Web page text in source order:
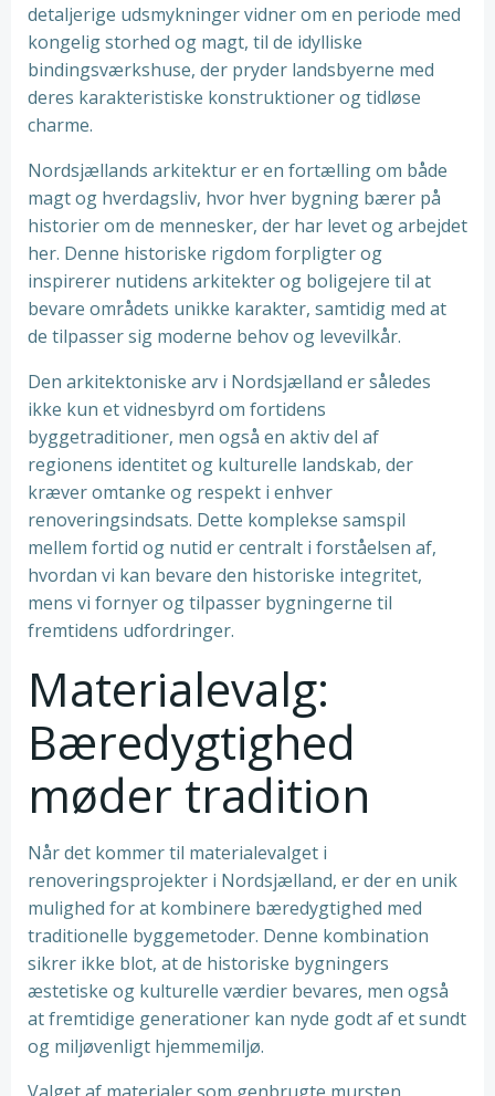
detaljerige udsmykninger vidner om en periode med
kongelig storhed og magt, til de idylliske
bindingsværkshuse, der pryder landsbyerne med
deres karakteristiske konstruktioner og tidløse
charme.
Nordsjællands arkitektur er en fortælling om både
magt og hverdagsliv, hvor hver bygning bærer på
historier om de mennesker, der har levet og arbejdet
her. Denne historiske rigdom forpligter og
inspirerer nutidens arkitekter og boligejere til at
bevare områdets unikke karakter, samtidig med at
de tilpasser sig moderne behov og levevilkår.
Den arkitektoniske arv i Nordsjælland er således
ikke kun et vidnesbyrd om fortidens
byggetraditioner, men også en aktiv del af
regionens identitet og kulturelle landskab, der
kræver omtanke og respekt i enhver
renoveringsindsats. Dette komplekse samspil
mellem fortid og nutid er centralt i forståelsen af,
hvordan vi kan bevare den historiske integritet,
mens vi fornyer og tilpasser bygningerne til
fremtidens udfordringer.
Materialevalg:
Bæredygtighed
møder tradition
Når det kommer til materialevalget i
renoveringsprojekter i Nordsjælland, er der en unik
mulighed for at kombinere bæredygtighed med
traditionelle byggemetoder. Denne kombination
sikrer ikke blot, at de historiske bygningers
æstetiske og kulturelle værdier bevares, men også
at fremtidige generationer kan nyde godt af et sundt
og miljøvenligt hjemmemiljø.